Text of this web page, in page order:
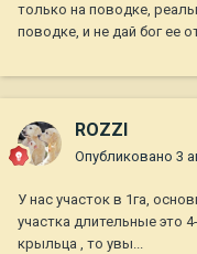
только на поводке,
поводке, и не дай бог ее
ROZZI
Опубликовано 3
У нас участок в 1га,
участка длительные это
крыльца , то увы...